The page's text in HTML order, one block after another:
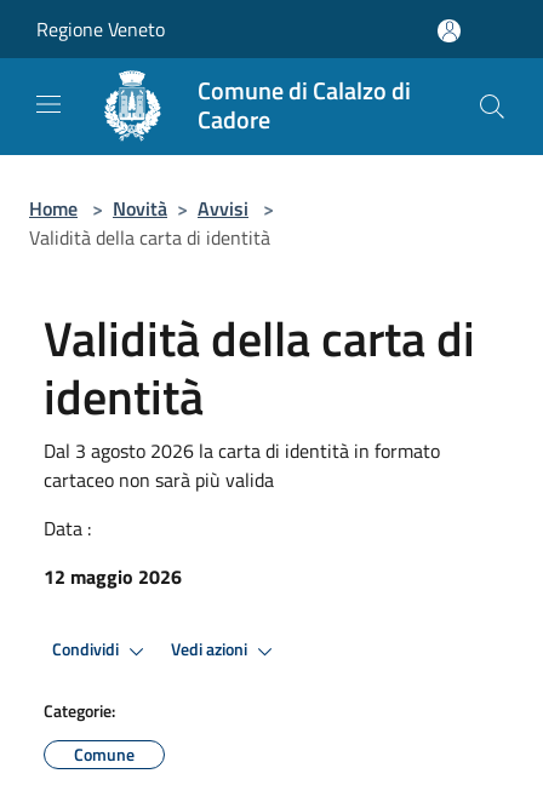
Regione Veneto
Comune di Calalzo di
Cadore
Home > Novità > Avvisi >
Validità della carta di identità
Validità della carta di
identità
Dal 3 agosto 2026 la carta di identità in formato
cartaceo non sarà più valida
Data :
12 maggio 2026
Condividi Vedi azioni
Categorie:
Comune